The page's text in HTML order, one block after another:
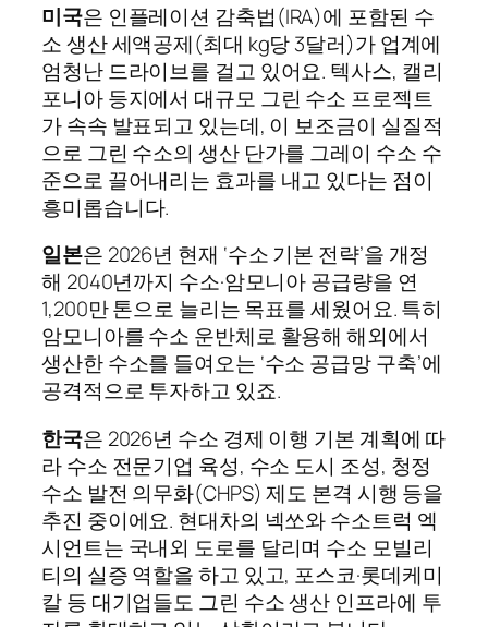
미국은 인플레이션 감축법(IRA)에 포함된 수
소 생산 세액공제(최대 kg당 3달러)가 업계에
엄청난 드라이브를 걸고 있어요. 텍사스, 캘리
포니아 등지에서 대규모 그린 수소 프로젝트
가 속속 발표되고 있는데, 이 보조금이 실질적
으로 그린 수소의 생산 단가를 그레이 수소 수
준으로 끌어내리는 효과를 내고 있다는 점이
흥미롭습니다.
일본은 2026년 현재 ‘수소 기본 전략’을 개정
해 2040년까지 수소·암모니아 공급량을 연
1,200만 톤으로 늘리는 목표를 세웠어요. 특히
암모니아를 수소 운반체로 활용해 해외에서
생산한 수소를 들여오는 ‘수소 공급망 구축’에
공격적으로 투자하고 있죠.
한국은 2026년 수소 경제 이행 기본 계획에 따
라 수소 전문기업 육성, 수소 도시 조성, 청정
수소 발전 의무화(CHPS) 제도 본격 시행 등을
추진 중이에요. 현대차의 넥쏘와 수소트럭 엑
시언트는 국내외 도로를 달리며 수소 모빌리
티의 실증 역할을 하고 있고, 포스코·롯데케미
칼 등 대기업들도 그린 수소 생산 인프라에 투